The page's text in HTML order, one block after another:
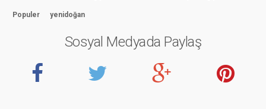
Populer yenidoğan
Sosyal Medyada Paylaş